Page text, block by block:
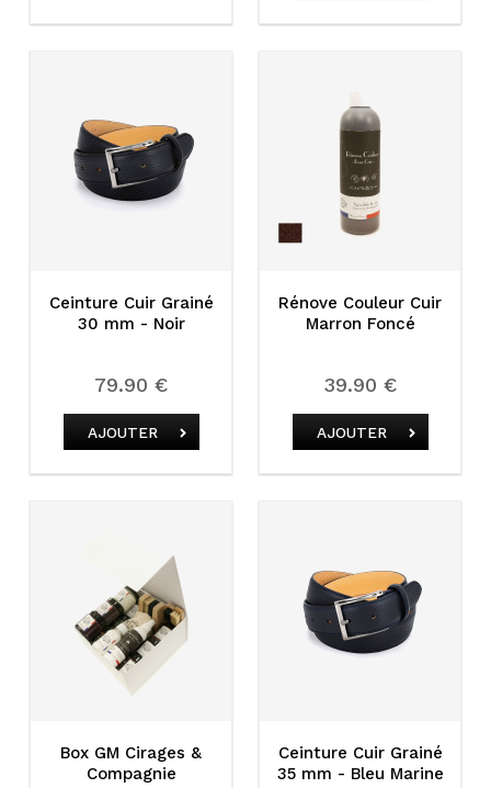
Ceinture Cuir Grainé
30 mm - Noir
79.90 €
AJOUTER
Rénove Couleur Cuir
Marron Foncé
39.90 €
AJOUTER
Box GM Cirages &
Compagnie
Ceinture Cuir Grainé
35 mm - Bleu Marine